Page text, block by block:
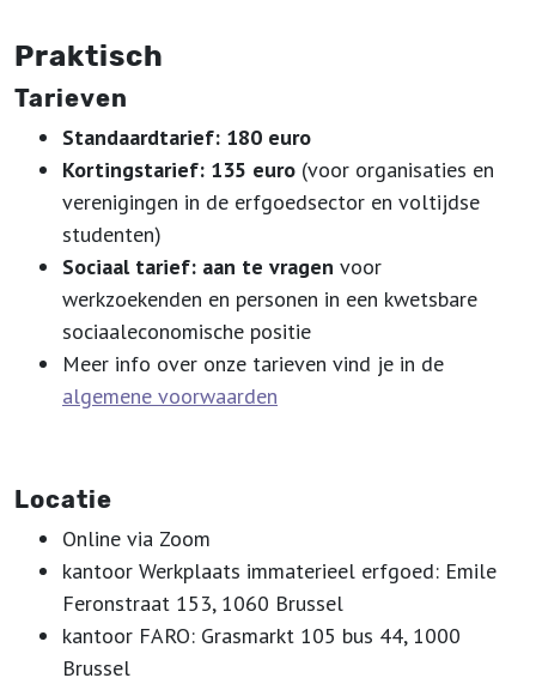
Praktisch
Tarieven
Standaardtarief: 180 euro
Kortingstarief: 135 euro (voor organisaties en
verenigingen in de erfgoedsector en voltijdse
studenten)
Sociaal tarief: aan te vragen voor
werkzoekenden en personen in een kwetsbare
sociaaleconomische positie
Meer info over onze tarieven vind je in de
algemene voorwaarden
Locatie
Online via Zoom
kantoor Werkplaats immaterieel erfgoed: Emile
Feronstraat 153, 1060 Brussel
kantoor FARO: Grasmarkt 105 bus 44, 1000
Brussel